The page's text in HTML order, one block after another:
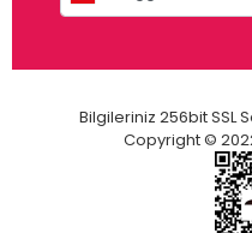
Bilgileriniz 256bit SSL
Copyright ©